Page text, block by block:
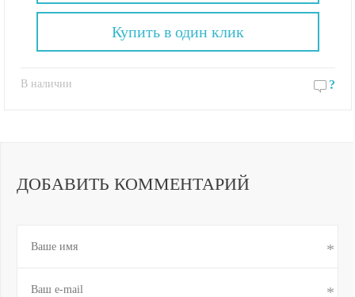
В наличии ?
Купить в один клик
ДОБАВИТЬ КОММЕНТАРИЙ